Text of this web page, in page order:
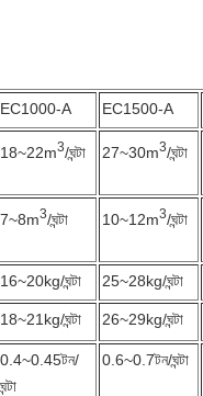
EC1000-A EC1500-A
18~22m3/ঘন্টা 27~30m3/ঘন্টা
7~8m3/ঘন্টা 10~12m3/ঘন্টা
16~20kg/ঘন্টা 25~28kg/ঘন্টা
18~21kg/ঘন্টা 26~29kg/ঘন্টা
0.4~0.45টন/
ঘন্টা
0.6~0.7টন/ঘন্টা